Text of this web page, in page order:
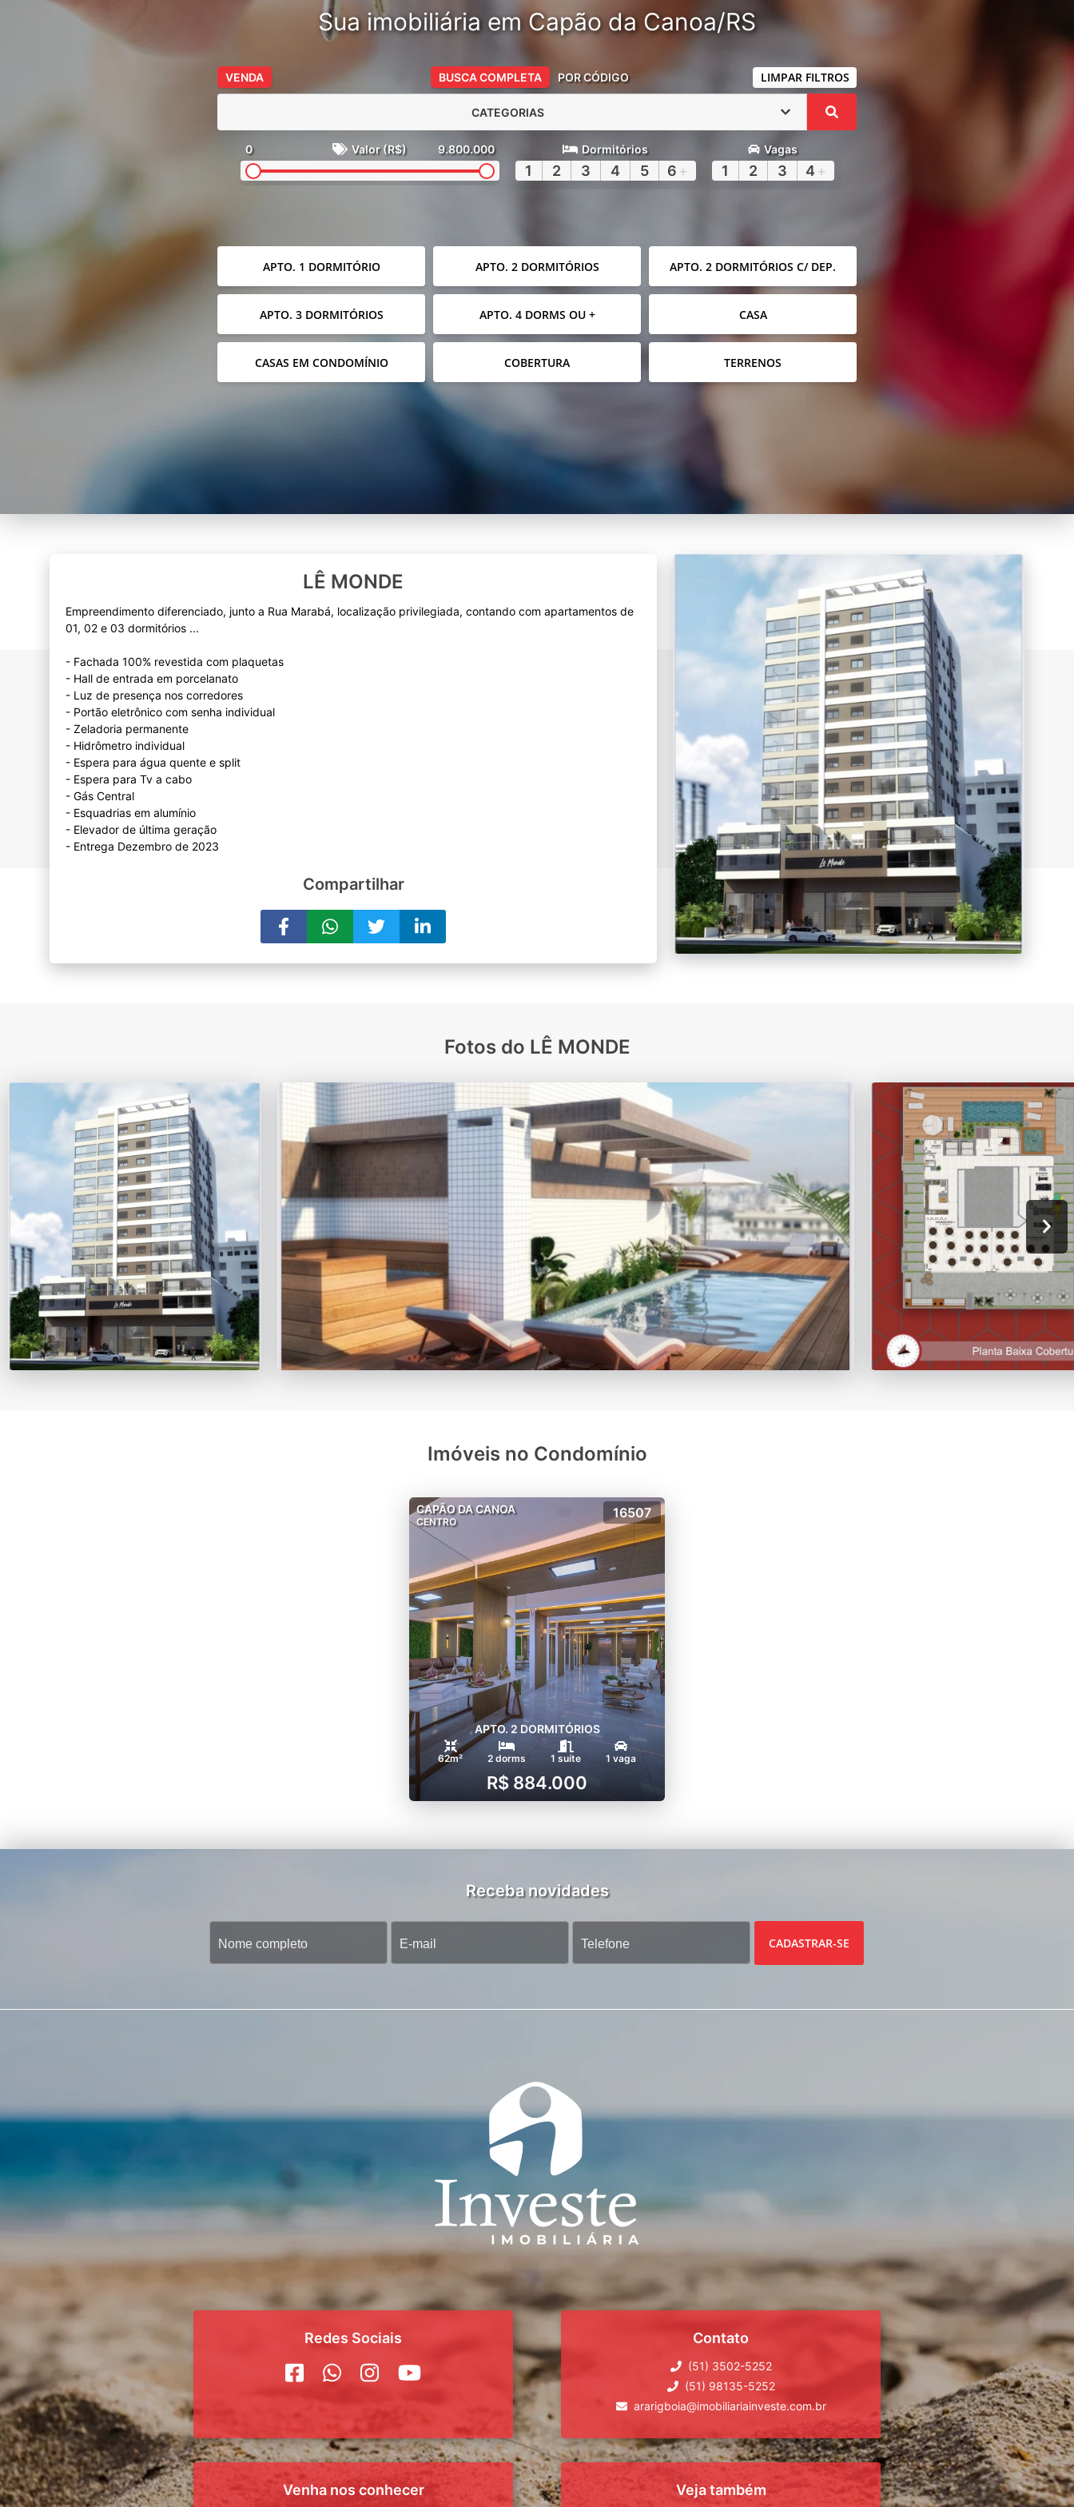
Sua imobiliária em Capão da Canoa/RS
VENDA BUSCA COMPLETA POR CÓDIGO LIMPAR FILTROS
CATEGORIAS
0 Valor (R$) 9.800.000 Dormitórios
1 2 3 4 5 6 +
Vagas
1 2 3 4 +
APTO. 1 DORMITÓRIO APTO. 2 DORMITÓRIOS APTO. 2 DORMITÓRIOS C/ DEP.
APTO. 3 DORMITÓRIOS APTO. 4 DORMS OU + CASA
CASAS EM CONDOMÍNIO COBERTURA TERRENOS
LÊ MONDE
Empreendimento diferenciado, junto a Rua Marabá, localização privilegiada, contando com apartamentos de
01, 02 e 03 dormitórios ...
- Fachada 100% revestida com plaquetas
- Hall de entrada em porcelanato
- Luz de presença nos corredores
- Portão eletrônico com senha individual
- Zeladoria permanente
- Hidrômetro individual
- Espera para água quente e split
- Espera para Tv a cabo
- Gás Central
- Esquadrias em alumínio
- Elevador de última geração
Compartilhar
Fotos do LÊ MONDE
Imóveis no Condomínio
CAPÃO DA CANOA
CENTRO
16507
APTO. 2 DORMITÓRIOS
62m² 2 dorms 1 suíte 1 vaga
R$ 884.000
Receba novidades
CADASTRAR-SE
Redes Sociais Contato
(51) 3502-5252
(51) 98135-5252
ararigboia@imobiliariainveste.com.br
Venha nos conhecer Veja também